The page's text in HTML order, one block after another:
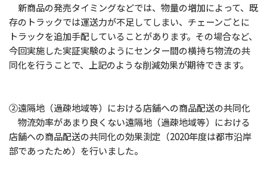
新商品の発売タイミングなどでは、物量の増加によって、既
存のトラックでは運送力が不足してしまい、チェーンごとに
トラックを追加手配していることがあります。その場合など、
今回実施した実証実験のようにセンター間の横持ち物流の共
同化を行うことで、上記のような削減効果が期待できます。
②遠隔地（過疎地域等）における店舗への商品配送の共同化
物流効率があまり良くない遠隔地（過疎地域等）における
店舗への商品配送の共同化の効果測定（2020年度は都市沿岸
部であったため）を行いました。